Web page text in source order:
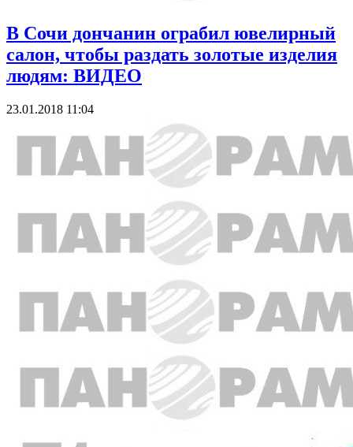
В Сочи дончанин ограбил ювелирный
салон, чтобы раздать золотые изделия
людям: ВИДЕО
23.01.2018 11:04